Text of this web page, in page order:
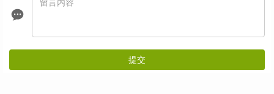
提交